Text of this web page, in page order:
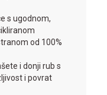
s ugodnom,
od 100%
i donji rub s
i povrat